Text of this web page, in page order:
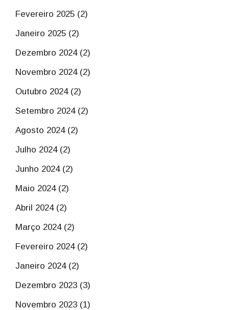
Fevereiro 2025 (2)
Janeiro 2025 (2)
Dezembro 2024 (2)
Novembro 2024 (2)
Outubro 2024 (2)
Setembro 2024 (2)
Agosto 2024 (2)
Julho 2024 (2)
Junho 2024 (2)
Maio 2024 (2)
Abril 2024 (2)
Março 2024 (2)
Fevereiro 2024 (2)
Janeiro 2024 (2)
Dezembro 2023 (3)
Novembro 2023 (1)